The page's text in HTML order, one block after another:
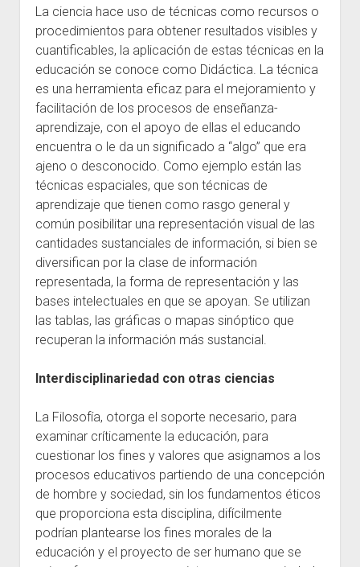
La ciencia hace uso de técnicas como recursos o
procedimientos para obtener resultados visibles y
cuantificables, la aplicación de estas técnicas en la
educación se conoce como Didáctica. La técnica
es una herramienta eficaz para el mejoramiento y
facilitación de los procesos de enseñanza-
aprendizaje, con el apoyo de ellas el educando
encuentra o le da un significado a “algo” que era
ajeno o desconocido. Como ejemplo están las
técnicas espaciales, que son técnicas de
aprendizaje que tienen como rasgo general y
común posibilitar una representación visual de las
cantidades sustanciales de información, si bien se
diversifican por la clase de información
representada, la forma de representación y las
bases intelectuales en que se apoyan. Se utilizan
las tablas, las gráficas o mapas sinóptico que
recuperan la información más sustancial.
Interdisciplinariedad con otras ciencias
La Filosofía, otorga el soporte necesario, para
examinar críticamente la educación, para
cuestionar los fines y valores que asignamos a los
procesos educativos partiendo de una concepción
de hombre y sociedad, sin los fundamentos éticos
que proporciona esta disciplina, difícilmente
podrían plantearse los fines morales de la
educación y el proyecto de ser humano que se